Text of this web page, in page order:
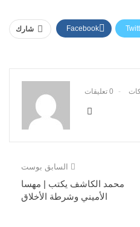
شارك Facebook
0 تعليقات
السابق بوست
محمد الكاشف يكتب | مهسا
الأميني وشرطة الأخلاق